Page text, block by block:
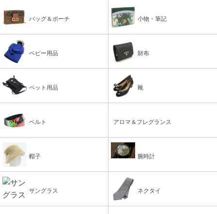
バッグ＆ポーチ 小物・筆記
ベビー用品 財布
ペット用品 靴
ベルト アロマ＆フレグランス
帽子 腕時計
サングラス ネクタイ